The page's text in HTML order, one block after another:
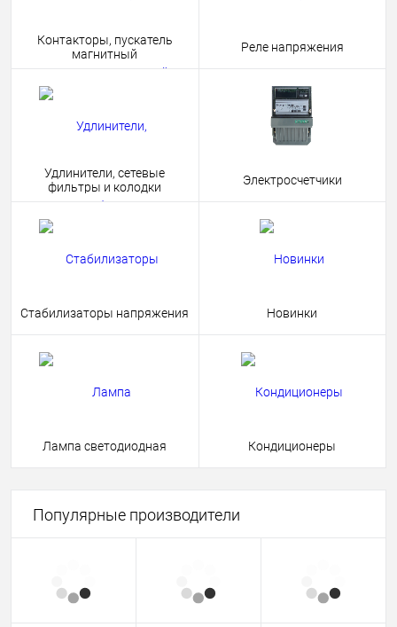
Контакторы, пускатель
магнитный
Реле напряжения
Удлинители, сетевые
фильтры и колодки
Электросчетчики
Стабилизаторы напряжения Новинки
Лампа светодиодная Кондиционеры
Популярные производители